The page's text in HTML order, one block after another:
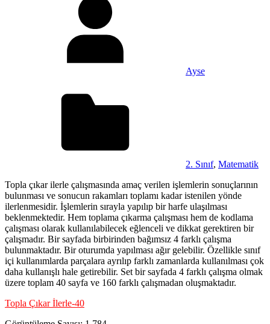
Ayse
2. Sınıf, Matematik
Topla çıkar ilerle çalışmasında amaç verilen işlemlerin sonuçlarının
bulunması ve sonucun rakamları toplamı kadar istenilen yönde
ilerlenmesidir. İşlemlerin sırayla yapılıp bir harfe ulaşılması
beklenmektedir. Hem toplama çıkarma çalışması hem de kodlama
çalışması olarak kullanılabilecek eğlenceli ve dikkat gerektiren bir
çalışmadır. Bir sayfada birbirinden bağımsız 4 farklı çalışma
bulunmaktadır. Bir oturumda yapılması ağır gelebilir. Özellikle sınıf
içi kullanımlarda parçalara ayrılıp farklı zamanlarda kullanılması çok
daha kullanışlı hale getirebilir. Set bir sayfada 4 farklı çalışma olmak
üzere toplam 40 sayfa ve 160 farklı çalışmadan oluşmaktadır.
Topla Çıkar İlerle-40